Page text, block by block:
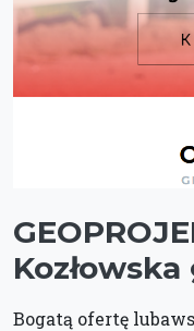
Bogatą ofertę